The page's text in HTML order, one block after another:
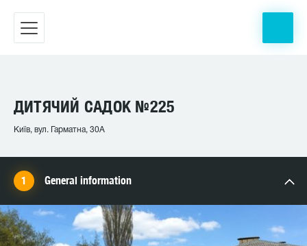
ДИТЯЧИЙ САДОК №225
Київ, вул. Гарматна, 30А
General information